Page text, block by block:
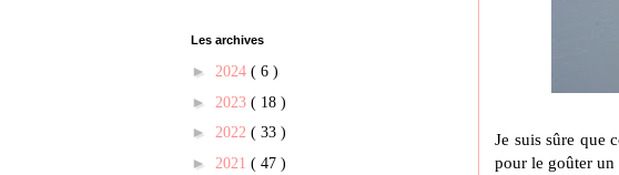
Je suis sûre que
pour le goûter
Les archives
► 2024 ( 6 )
► 2023 ( 18 )
► 2022 ( 33 )
► 2021 ( 47 )